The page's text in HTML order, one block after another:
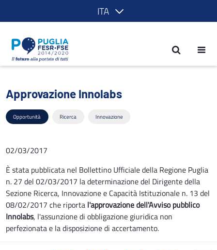
ITA
Approvazione Innolabs - POR Puglia
Approvazione Innolabs
Opportunità Ricerca Innovazione
02/03/2017
È stata pubblicata nel Bollettino Ufficiale della Regione Puglia
n. 27 del 02/03/2017 la determinazione del Dirigente della
Sezione Ricerca, Innovazione e Capacità Istituzionale n. 13 del
08/02/2017 che riporta l'approvazione dell'Avviso pubblico
Innolabs, l'assunzione di obbligazione giuridica non
perfezionata e la disposizione di accertamento.